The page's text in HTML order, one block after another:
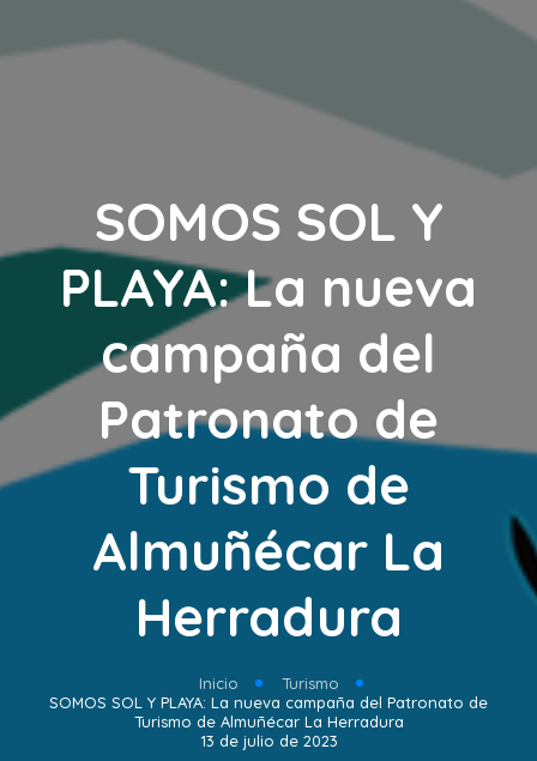
SOMOS SOL Y
PLAYA: La nueva
campaña del
Patronato de
Turismo de
Almuñécar La
Herradura
Inicio
Turismo
SOMOS SOL Y PLAYA: La nueva campaña del Patronato de
Turismo de Almuñécar La Herradura
13 de julio de 2023